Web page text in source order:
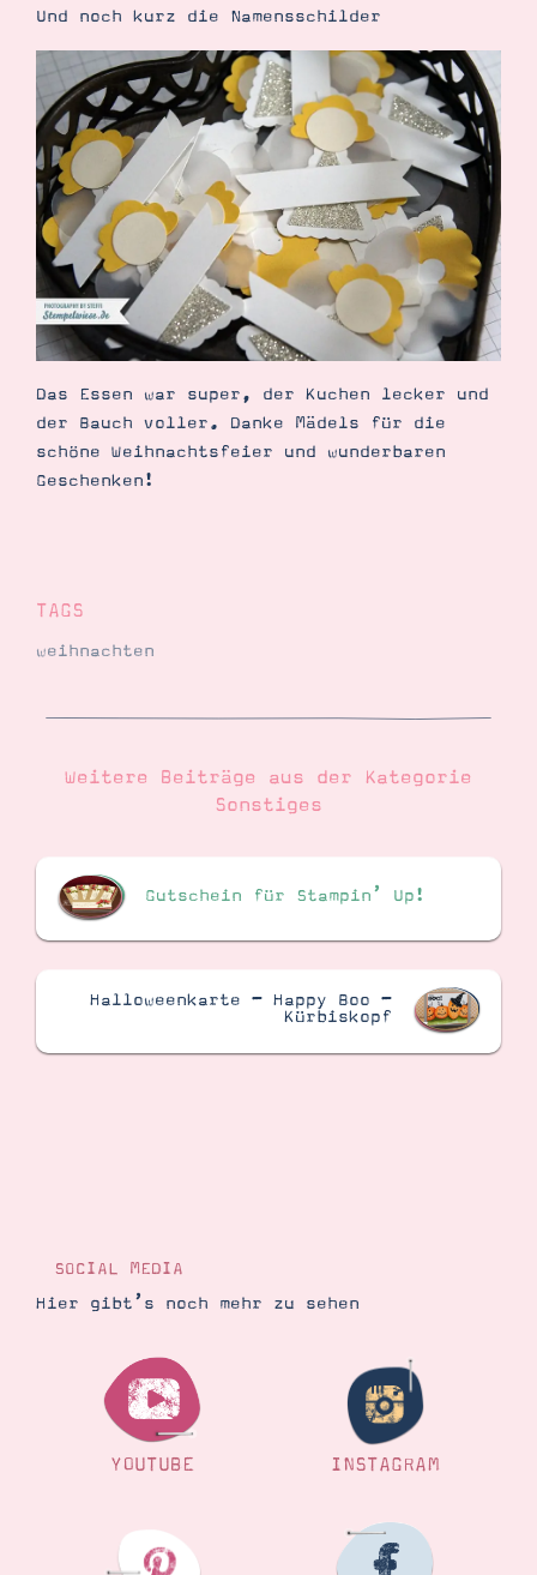
Und noch kurz die Namensschilder
Das Essen war super, der Kuchen lecker und
der Bauch voller. Danke Mädels für die
schöne Weihnachtsfeier und wunderbaren
Geschenken!
TAGS
weihnachten
Weitere Beiträge aus der Kategorie
Sonstiges
Gutschein für Stampin’ Up!
Halloweenkarte – Happy Boo –
Kürbiskopf
SOCIAL MEDIA
Hier gibt’s noch mehr zu sehen
YOUTUBE INSTAGRAM